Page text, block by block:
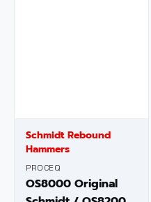
Schmidt Rebound
Hammers
PROCEQ
OS8000 Original